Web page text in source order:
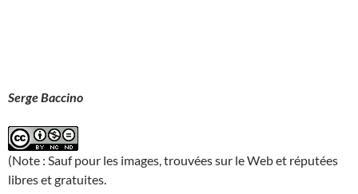
Serge Baccino
(Note : Sauf pour les images, trouvées sur le Web et réputées
libres et gratuites.